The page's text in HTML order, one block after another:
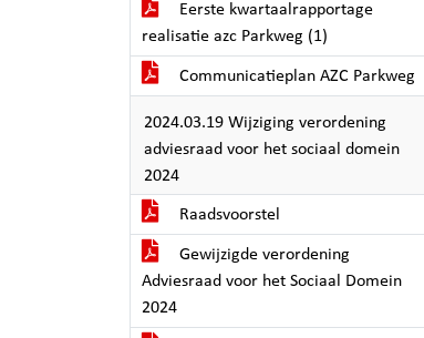
Eerste kwartaalrapportage
realisatie azc Parkweg (1)
Communicatieplan AZC Parkweg
2024.03.19 Wijziging verordening
adviesraad voor het sociaal domein
2024
Raadsvoorstel
Gewijzigde verordening
Adviesraad voor het Sociaal Domein
2024